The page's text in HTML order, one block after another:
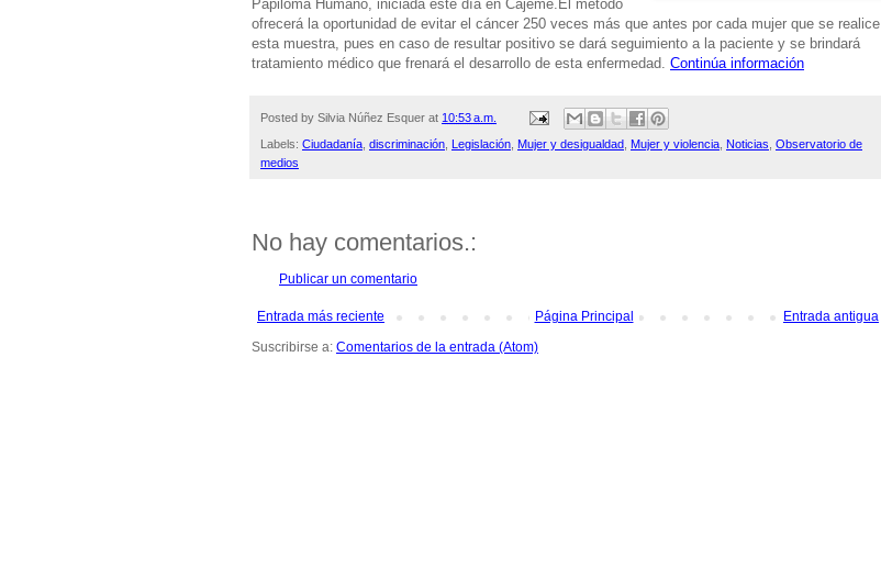
Papiloma Humano, iniciada este día en Cajeme.El método
ofrecerá la oportunidad de evitar el cáncer 250 veces más que antes por cada mujer que se realice
esta muestra, pues en caso de resultar positivo se dará seguimiento a la paciente y se brindará
tratamiento médico que frenará el desarrollo de esta enfermedad. Continúa información
Posted by Silvia Núñez Esquer at 10:53 a.m.
Labels: Ciudadanía discriminación Legislación Mujer y desigualdad Mujer y violencia Noticias Observatorio de
medios
No hay comentarios.:
Publicar un comentario
Entrada más reciente Entrada antigua
Página Principal
Suscribirse a: Comentarios de la entrada (Atom)